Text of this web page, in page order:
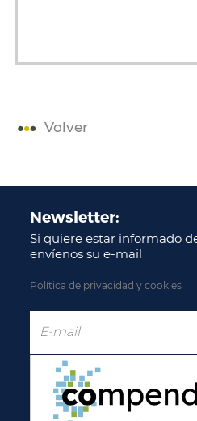
Volver
Newsletter:
Si quiere estar informado
envíenos su e-mail
Política de privacidad y cookies